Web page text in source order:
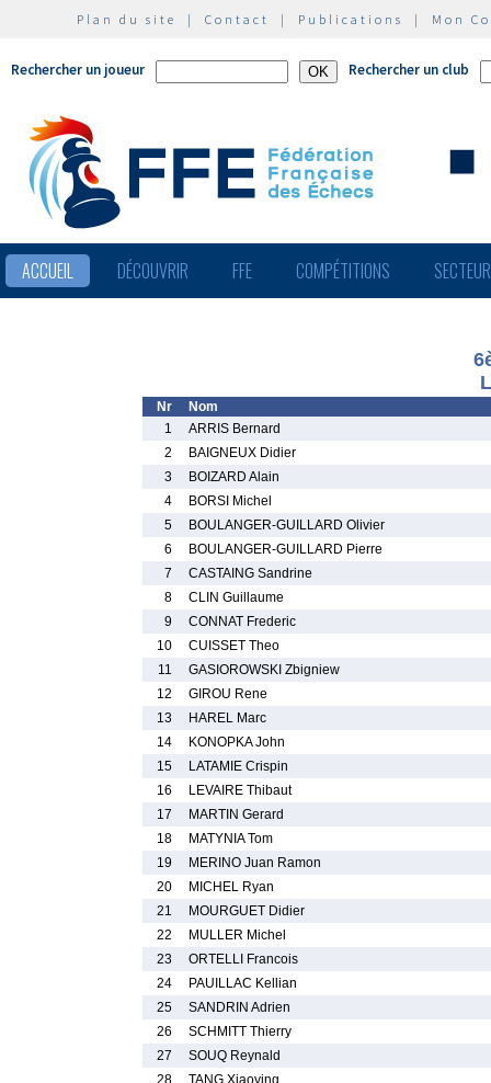
Plan du site | Contact | Publications | Mon
Rechercher un joueur Rechercher un club
ACCUEIL DÉCOUVRIR FFE COMPÉTITIONS
Nr
Nom
1
ARRIS Bernard
2
BAIGNEUX Didier
3
BOIZARD Alain
4
BORSI Michel
5
BOULANGER-GUILLARD Olivier
6
BOULANGER-GUILLARD Pierre
7
CASTAING Sandrine
8
CLIN Guillaume
9
CONNAT Frederic
10
CUISSET Theo
11
GASIOROWSKI Zbigniew
12
GIROU Rene
13
HAREL Marc
14
KONOPKA John
15
LATAMIE Crispin
16
LEVAIRE Thibaut
17
MARTIN Gerard
18
MATYNIA Tom
19
MERINO Juan Ramon
20
MICHEL Ryan
21
MOURGUET Didier
22
MULLER Michel
23
ORTELLI Francois
24
PAUILLAC Kellian
25
SANDRIN Adrien
26
SCHMITT Thierry
27
SOUQ Reynald
28
TANG Xiaoying